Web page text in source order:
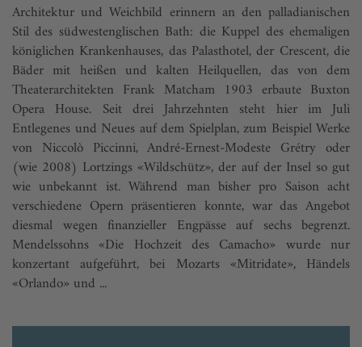
Architektur und Weichbild erinnern an den palladianischen
Stil des südwestenglischen Bath: die Kuppel des ehemaligen
königlichen Krankenhauses, das Palasthotel, der Crescent, die
Bäder mit heißen und kalten Heilquellen, das von dem
Theaterarchitekten Frank Matcham 1903 erbaute Buxton
Opera House. Seit drei Jahrzehnten steht hier im Juli
Entlegenes und Neues auf dem Spielplan, zum Beispiel Werke
von Niccolò Piccinni, André-Ernest-Modeste Grétry oder
(wie 2008) Lortzings «Wildschütz», der auf der Insel so gut
wie unbekannt ist. Während man bisher pro Saison acht
verschiedene Opern präsentieren konnte, war das Angebot
diesmal wegen finanzieller Engpässe auf sechs begrenzt.
Mendelssohns «Die Hochzeit des Camacho» wurde nur
konzertant aufgeführt, bei Mozarts «Mitridate», Händels
«Orlando» und ...